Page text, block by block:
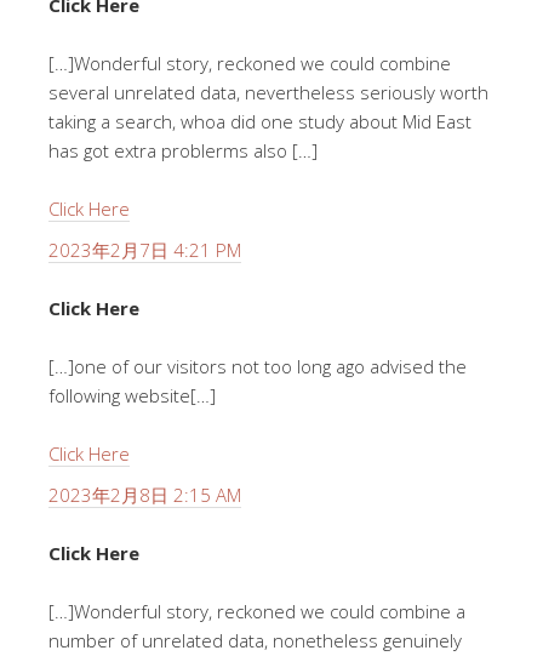
Click Here
[…]Wonderful story, reckoned we could combine
several unrelated data, nevertheless seriously worth
taking a search, whoa did one study about Mid East
has got extra problerms also […]
Click Here
2023年2月7日 4:21 PM
Click Here
[…]one of our visitors not too long ago advised the
following website[…]
Click Here
2023年2月8日 2:15 AM
Click Here
[…]Wonderful story, reckoned we could combine a
number of unrelated data, nonetheless genuinely